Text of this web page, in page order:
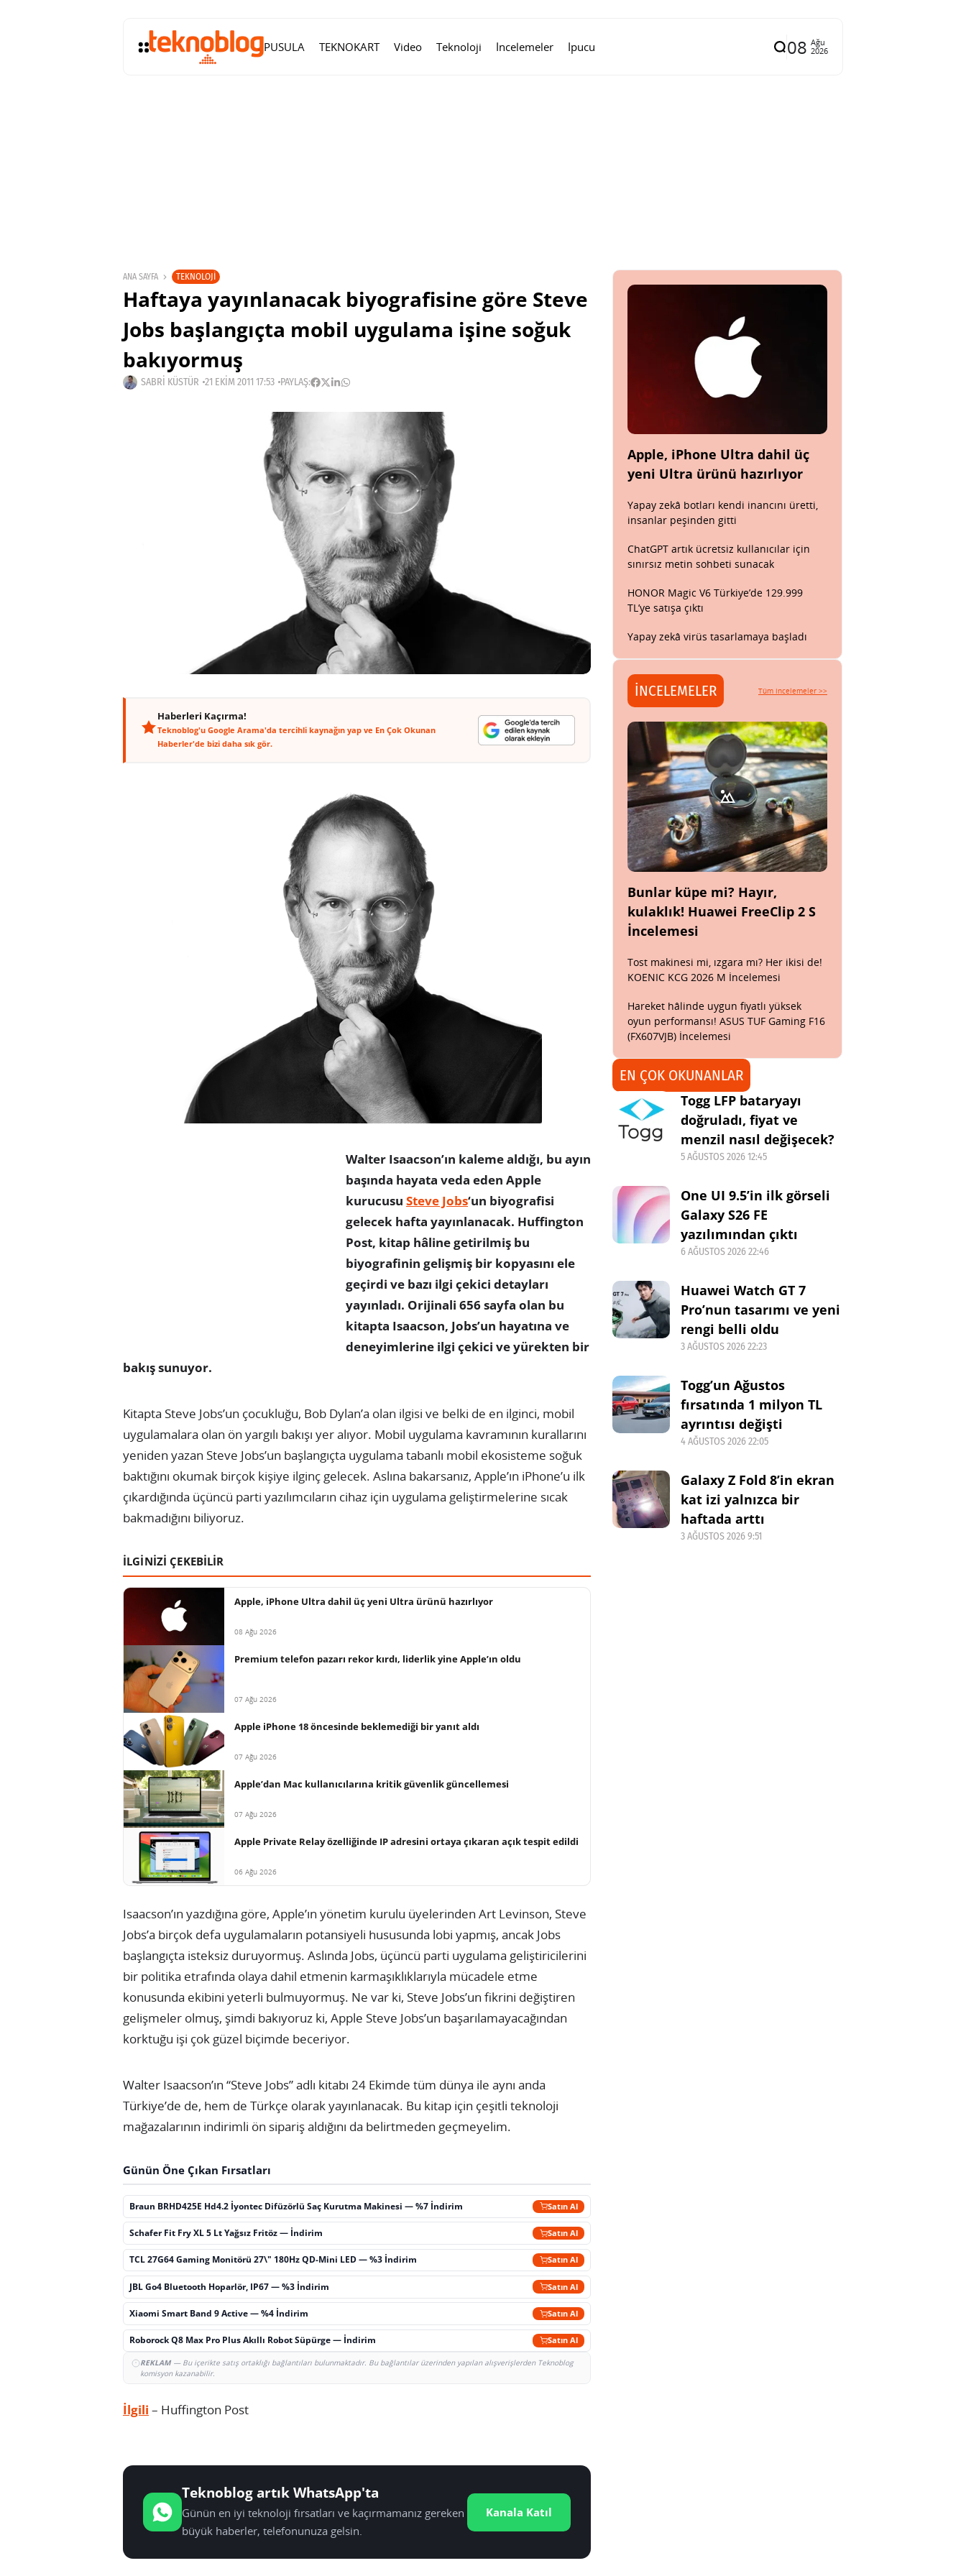
PUSULA TEKNOKART Video Teknoloji İncelemeler İpucu 08 Ağu
2026
ANA SAYFA TEKNOLOJI
Haftaya yayınlanacak biyografisine göre Steve
Jobs başlangıçta mobil uygulama işine soğuk
bakıyormuş
SABRI KÜSTÜR 21 EKIM 2011 17:53 PAYLAŞ:
Haberleri Kaçırma!
Teknoblog'u Google Arama'da tercihli kaynağın yap ve En Çok Okunan
Haberler'de bizi daha sık gör.
Walter Isaacson’ın kaleme aldığı, bu ayın
başında hayata veda eden Apple
kurucusu Steve Jobs‘un biyografisi
gelecek hafta yayınlanacak. Huffington
Post, kitap hâline getirilmiş bu
biyografinin gelişmiş bir kopyasını ele
geçirdi ve bazı ilgi çekici detayları
yayınladı. Orijinali 656 sayfa olan bu
kitapta Isaacson, Jobs’un hayatına ve
deneyimlerine ilgi çekici ve yürekten bir
bakış sunuyor.
Kitapta Steve Jobs’un çocukluğu, Bob Dylan’a olan ilgisi ve belki de en ilginci, mobil
uygulamalara olan ön yargılı bakışı yer alıyor. Mobil uygulama kavramının kurallarını
yeniden yazan Steve Jobs’un başlangıçta uygulama tabanlı mobil ekosisteme soğuk
baktığını okumak birçok kişiye ilginç gelecek. Aslına bakarsanız, Apple’ın iPhone’u ilk
çıkardığında üçüncü parti yazılımcıların cihaz için uygulama geliştirmelerine sıcak
bakmadığını biliyoruz.
İLGİNİZİ ÇEKEBİLİR
Apple, iPhone Ultra dahil üç yeni Ultra ürünü hazırlıyor
08 Ağu 2026
Premium telefon pazarı rekor kırdı, liderlik yine Apple’ın oldu
07 Ağu 2026
Apple iPhone 18 öncesinde beklemediği bir yanıt aldı
07 Ağu 2026
Apple’dan Mac kullanıcılarına kritik güvenlik güncellemesi
07 Ağu 2026
Apple Private Relay özelliğinde IP adresini ortaya çıkaran açık tespit edildi
06 Ağu 2026
Isaacson’ın yazdığına göre, Apple’ın yönetim kurulu üyelerinden Art Levinson, Steve
Jobs’a birçok defa uygulamaların potansiyeli hususunda lobi yapmış, ancak Jobs
başlangıçta isteksiz duruyormuş. Aslında Jobs, üçüncü parti uygulama geliştiricilerini
bir politika etrafında olaya dahil etmenin karmaşıklıklarıyla mücadele etme
konusunda ekibini yeterli bulmuyormuş. Ne var ki, Steve Jobs’un fikrini değiştiren
gelişmeler olmuş, şimdi bakıyoruz ki, Apple Steve Jobs’un başarılamayacağından
korktuğu işi çok güzel biçimde beceriyor.
Walter Isaacson’ın “Steve Jobs” adlı kitabı 24 Ekimde tüm dünya ile aynı anda
Türkiye’de de, hem de Türkçe olarak yayınlanacak. Bu kitap için çeşitli teknoloji
mağazalarının indirimli ön sipariş aldığını da belirtmeden geçmeyelim.
Günün Öne Çıkan Fırsatları
Braun BRHD425E Hd4.2 İyontec Difüzörlü Saç Kurutma Makinesi — %7 İndirim Satın Al
Schafer Fit Fry XL 5 Lt Yağsız Fritöz — İndirim Satın Al
TCL 27G64 Gaming Monitörü 27\" 180Hz QD-Mini LED — %3 İndirim Satın Al
JBL Go4 Bluetooth Hoparlör, IP67 — %3 İndirim Satın Al
Xiaomi Smart Band 9 Active — %4 İndirim Satın Al
Roborock Q8 Max Pro Plus Akıllı Robot Süpürge — İndirim Satın Al
REKLAM— Bu içerikte satış ortaklığı bağlantıları bulunmaktadır. Bu bağlantılar üzerinden yapılan alışverişlerden Teknoblog
komisyon kazanabilir.
İlgili – Huffington Post
Teknoblog artık WhatsApp'ta
Günün en iyi teknoloji fırsatları ve kaçırmamanız gereken
büyük haberler, telefonunuza gelsin.
Kanala Katıl
Apple, iPhone Ultra dahil üç
yeni Ultra ürünü hazırlıyor
Yapay zekâ botları kendi inancını üretti,
insanlar peşinden gitti
ChatGPT artık ücretsiz kullanıcılar için
sınırsız metin sohbeti sunacak
HONOR Magic V6 Türkiye’de 129.999
TL’ye satışa çıktı
Yapay zekâ virüs tasarlamaya başladı
İNCELEMELER Tüm incelemeler >>
Bunlar küpe mi? Hayır,
kulaklık! Huawei FreeClip 2 S
İncelemesi
Tost makinesi mi, ızgara mı? Her ikisi de!
KOENIC KCG 2026 M İncelemesi
Hareket hâlinde uygun fiyatlı yüksek
oyun performansı! ASUS TUF Gaming F16
(FX607VJB) İncelemesi
EN ÇOK OKUNANLAR
Togg LFP bataryayı
doğruladı, fiyat ve
menzil nasıl değişecek?
5 AĞUSTOS 2026 12:45
One UI 9.5’in ilk görseli
Galaxy S26 FE
yazılımından çıktı
6 AĞUSTOS 2026 22:46
Huawei Watch GT 7
Pro’nun tasarımı ve yeni
rengi belli oldu
3 AĞUSTOS 2026 22:23
Togg’un Ağustos
fırsatında 1 milyon TL
ayrıntısı değişti
4 AĞUSTOS 2026 22:05
Galaxy Z Fold 8’in ekran
kat izi yalnızca bir
haftada arttı
3 AĞUSTOS 2026 9:51